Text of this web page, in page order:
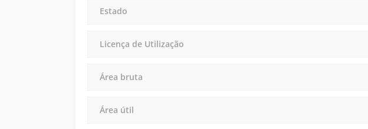
Estado
Licença de Utilização
Área bruta
Área útil